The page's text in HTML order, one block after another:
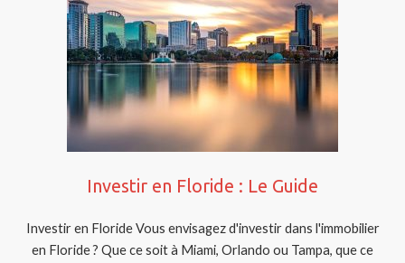
Investir en Floride : Le Guide
Investir en Floride Vous envisagez d'investir dans l'immobilier
en Floride ? Que ce soit à Miami, Orlando ou Tampa, que ce